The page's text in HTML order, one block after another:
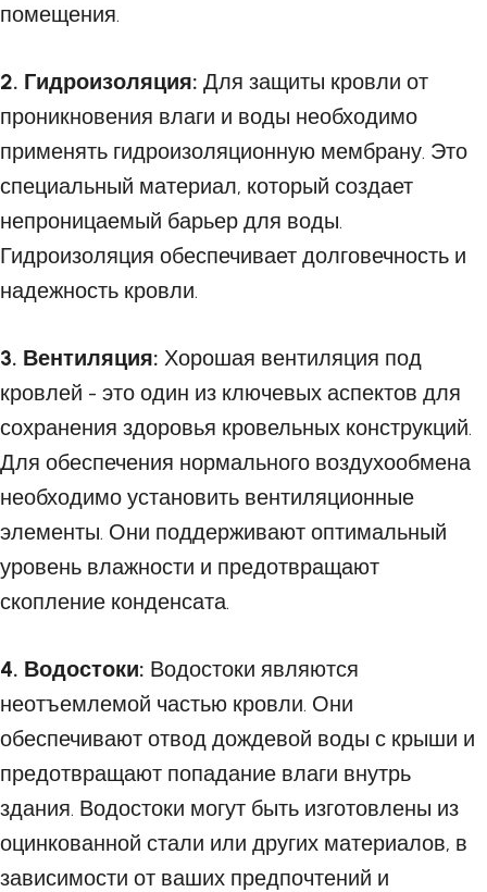
помещения.
2. Гидроизоляция: Для защиты кровли от
проникновения влаги и воды необходимо
применять гидроизоляционную мембрану. Это
специальный материал, который создает
непроницаемый барьер для воды.
Гидроизоляция обеспечивает долговечность и
надежность кровли.
3. Вентиляция: Хорошая вентиляция под
кровлей - это один из ключевых аспектов для
сохранения здоровья кровельных конструкций.
Для обеспечения нормального воздухообмена
необходимо установить вентиляционные
элементы. Они поддерживают оптимальный
уровень влажности и предотвращают
скопление конденсата.
4. Водостоки: Водостоки являются
неотъемлемой частью кровли. Они
обеспечивают отвод дождевой воды с крыши и
предотвращают попадание влаги внутрь
здания. Водостоки могут быть изготовлены из
оцинкованной стали или других материалов, в
зависимости от ваших предпочтений и